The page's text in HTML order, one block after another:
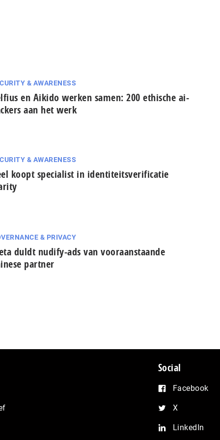
& AWARENESS
en Aikido werken samen: 200 ethische ai-
aan het werk
& AWARENESS
koopt specialist in identiteitsverificatie
& PRIVACY
duldt nudify-ads van vooraanstaande
partner
Social
Facebook
X
LinkedIn